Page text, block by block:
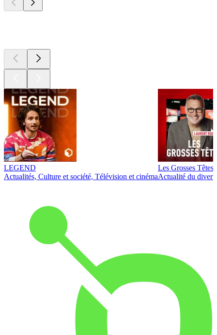
LEGEND
Actualités, Culture et société, Télévision et cinéma
Les Grosses Têtes
Actualité du